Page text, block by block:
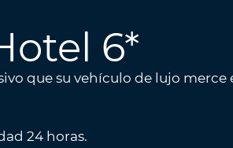
6*
que su vehículo de lujo merce
24 horas.